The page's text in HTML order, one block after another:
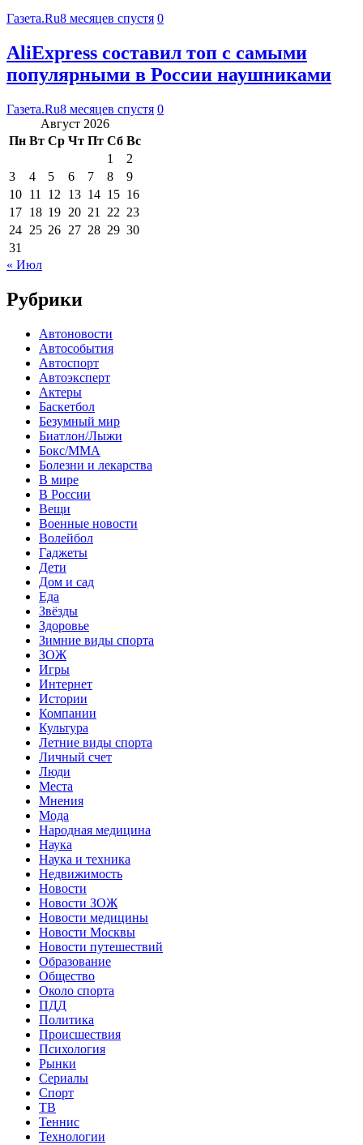
Газета.Ru8 месяцев спустя 0
AliExpress составил топ с самыми
популярными в России наушниками
Газета.Ru8 месяцев спустя 0
Август 2026
Пн Вт Ср Чт Пт Сб Вс
1
2
3
4 5 6 7 8
9
10 11 12 13 14 15 16
17 18 19 20 21 22 23
24 25 26 27 28 29 30
31
« Июл
Рубрики
Автоновости
Автособытия
Автоспорт
Автоэксперт
Актеры
Баскетбол
Безумный мир
Биатлон/Лыжи
Бокс/MMA
Болезни и лекарства
В мире
В России
Вещи
Военные новости
Волейбол
Гаджеты
Дети
Дом и сад
Еда
Звёзды
Здоровье
Зимние виды спорта
ЗОЖ
Игры
Интернет
Истории
Компании
Культура
Летние виды спорта
Личный счет
Люди
Места
Мнения
Мода
Народная медицина
Наука
Наука и техника
Недвижимость
Новости
Новости ЗОЖ
Новости медицины
Новости Москвы
Новости путешествий
Образование
Общество
Около спорта
ПДД
Политика
Происшествия
Психология
Рынки
Сериалы
Спорт
ТВ
Теннис
Технологии